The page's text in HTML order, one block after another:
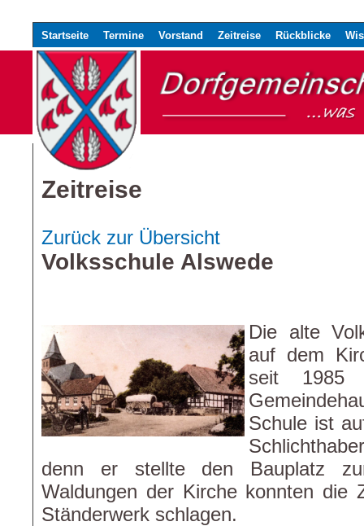
Startseite Termine Vorstand Zeitreise Rückblicke
Zeitreise
Zurück zur Übersicht
Volksschule Alswede
Die alte
auf dem
seit 1985
Schule ist
denn er stellte den Bauplatz
Waldungen der Kirche konnten die
Ständerwerk schlagen.